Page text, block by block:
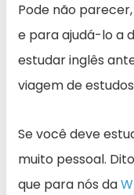
Pode não
e para ajudá-lo a
estudar inglês
viagem de
Se você deve
muito pessoal.
que para nós da